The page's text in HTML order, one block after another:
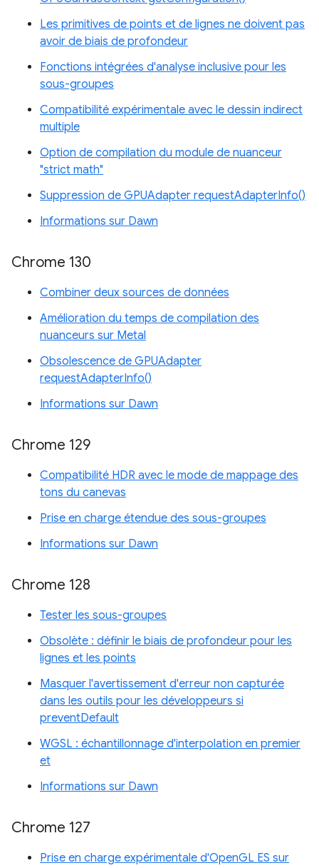
Les primitives de points et de lignes ne doivent pas
avoir de biais de profondeur
Fonctions intégrées d'analyse inclusive pour les
sous-groupes
Compatibilité expérimentale avec le dessin indirect
multiple
Option de compilation du module de nuanceur
"strict math"
Suppression de GPUAdapter requestAdapterInfo()
Informations sur Dawn
Chrome 130
Combiner deux sources de données
Amélioration du temps de compilation des
nuanceurs sur Metal
Obsolescence de GPUAdapter
requestAdapterInfo()
Informations sur Dawn
Chrome 129
Compatibilité HDR avec le mode de mappage des
tons du canevas
Prise en charge étendue des sous-groupes
Informations sur Dawn
Chrome 128
Tester les sous-groupes
Obsolète : définir le biais de profondeur pour les
lignes et les points
Masquer l'avertissement d'erreur non capturée
dans les outils pour les développeurs si
preventDefault
WGSL : échantillonnage d'interpolation en premier
et
Informations sur Dawn
Chrome 127
Prise en charge expérimentale d'OpenGL ES sur